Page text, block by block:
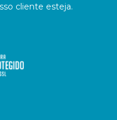
cliente esteja.